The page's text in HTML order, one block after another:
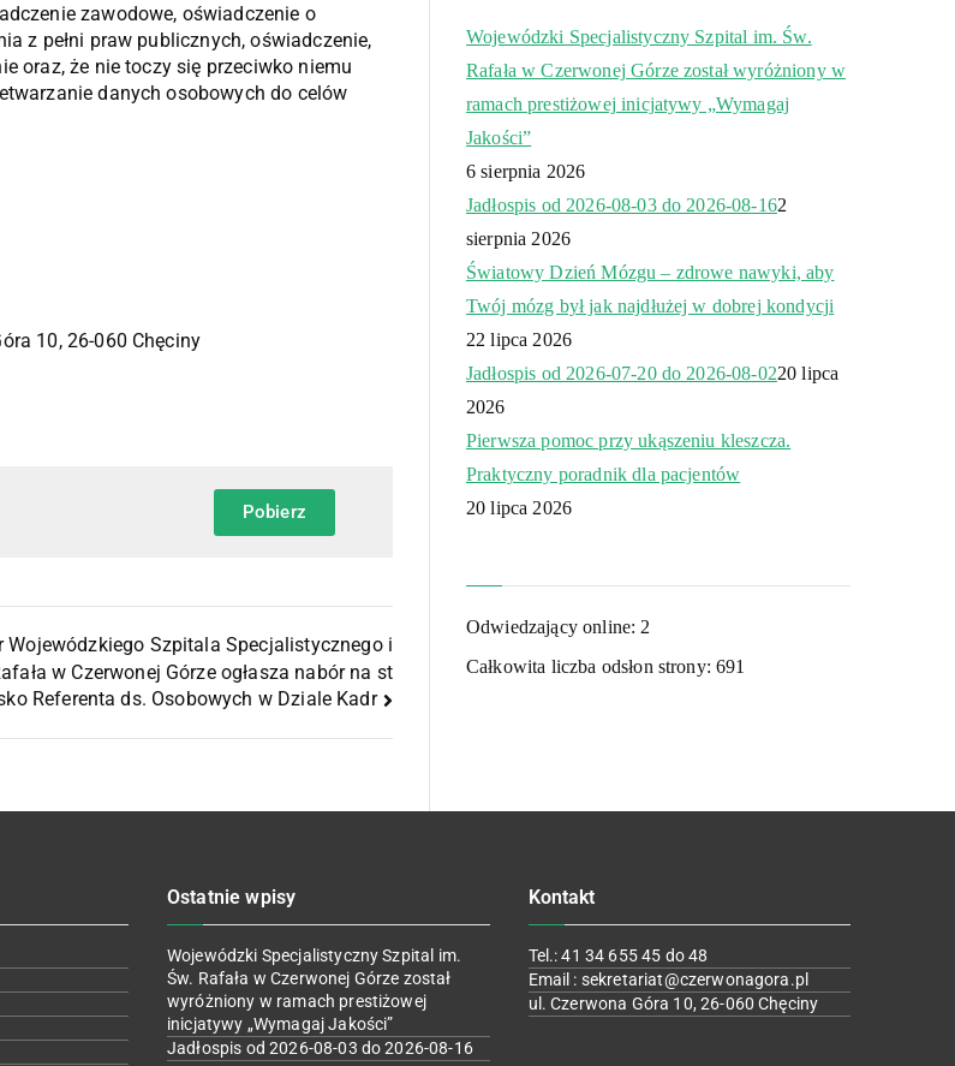
zawodowe, oświadczenie o
z pełni praw publicznych, oświadczenie,
oraz, że nie toczy się przeciwko niemu
danych osobowych do celów
10, 26-060 Chęciny
Pobierz
Wojewódzkiego Szpitala Specjalistycznego i
w Czerwonej Górze ogłasza nabór na st
Referenta ds. Osobowych w Dziale Kadr
Wojewódzki Specjalistyczny Szpital im. Św.
Rafała w Czerwonej Górze został wyróżniony w
ramach prestiżowej inicjatywy „Wymagaj
Jakości”
6 sierpnia 2026
Jadłospis od 2026-08-03 do 2026-08-162
sierpnia 2026
Światowy Dzień Mózgu – zdrowe nawyki, aby
Twój mózg był jak najdłużej w dobrej kondycji
22 lipca 2026
Jadłospis od 2026-07-20 do 2026-08-0220 lipca
2026
Pierwsza pomoc przy ukąszeniu kleszcza.
Praktyczny poradnik dla pacjentów
20 lipca 2026
Odwiedzający online: 2
Całkowita liczba odsłon strony:691
Ostatnie wpisy
Wojewódzki Specjalistyczny Szpital im.
Św. Rafała w Czerwonej Górze został
wyróżniony w ramach prestiżowej
inicjatywy „Wymagaj Jakości”
Jadłospis od 2026-08-03 do 2026-08-16
Kontakt
Tel.: 41 34 655 45 do 48
Email : sekretariat@czerwonagora.pl
ul. Czerwona Góra 10, 26-060 Chęciny